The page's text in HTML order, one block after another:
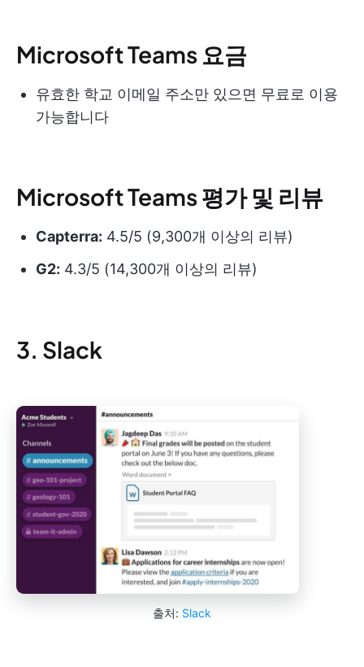
Microsoft Teams 요금
유효한 학교 이메일 주소만 있으면 무료로 이용
가능합니다
Microsoft Teams 평가 및 리뷰
Capterra: 4.5/5 (9,300개 이상의 리뷰)
G2: 4.3/5 (14,300개 이상의 리뷰)
3. Slack
출처: Slack